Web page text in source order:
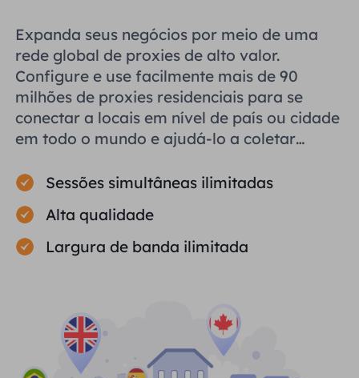
Expanda seus negócios por meio de uma
rede global de proxies de alto valor.
Configure e use facilmente mais de 90
milhões de proxies residenciais para se
conectar a locais em nível de país ou cidade
em todo o mundo e ajudá-lo a coletar
Sessões simultâneas ilimitadas
Alta qualidade
Largura de banda ilimitada